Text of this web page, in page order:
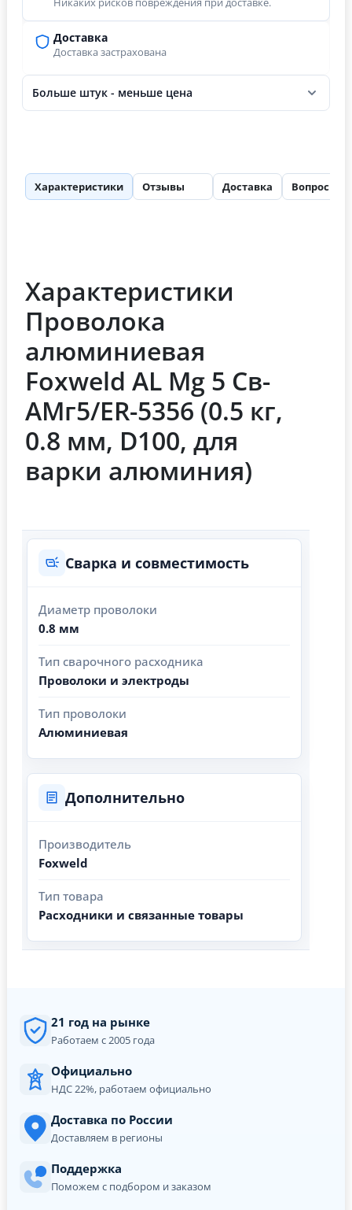
Доставка
Доставка застрахована
Больше штук - меньше цена
Характеристики Отзывы Доставка Вопросы
Характеристики
Проволока
алюминиевая
Foxweld AL Mg 5 Св-
АМг5/ER-5356 (0.5 кг,
0.8 мм, D100, для
варки алюминия)
Сварка и совместимость
Диаметр проволоки
0.8 мм
Тип сварочного расходника
Проволоки и электроды
Тип проволоки
Алюминиевая
Дополнительно
Производитель
Foxweld
Тип товара
Расходники и связанные товары
21 год на рынке
Работаем с 2005 года
Официально
НДС 22%, работаем официально
Доставка по России
Доставляем в регионы
Поддержка
Поможем с подбором и заказом